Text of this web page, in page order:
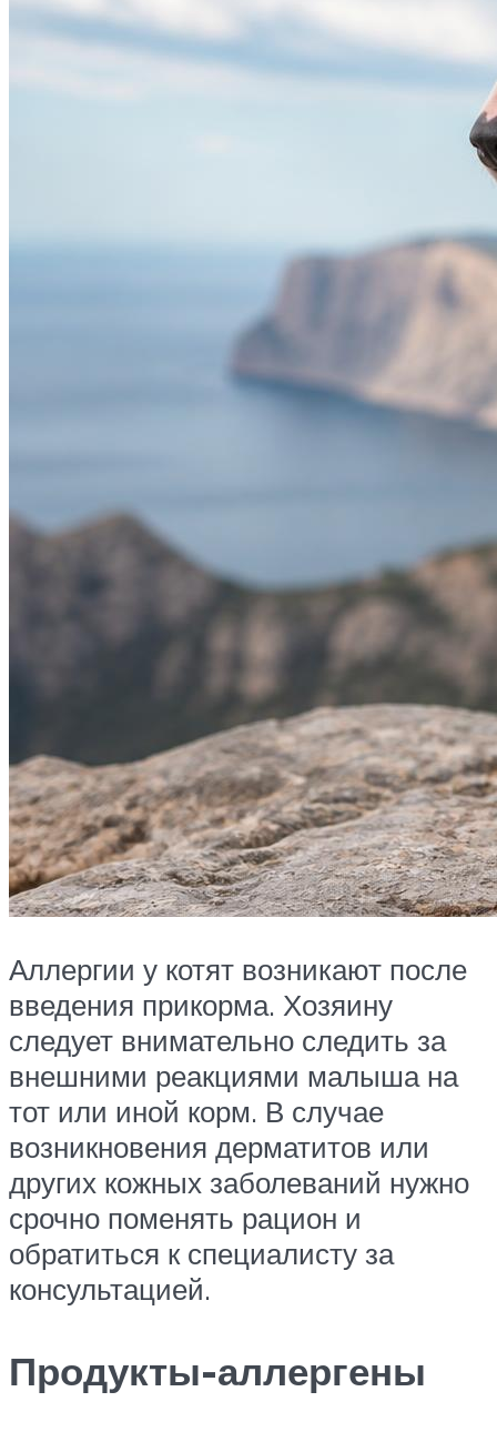
Аллергии у котят возникают после
введения прикорма. Хозяину
следует внимательно следить за
внешними реакциями малыша на
тот или иной корм. В случае
возникновения дерматитов или
других кожных заболеваний нужно
срочно поменять рацион и
обратиться к специалисту за
консультацией.
Продукты-аллергены